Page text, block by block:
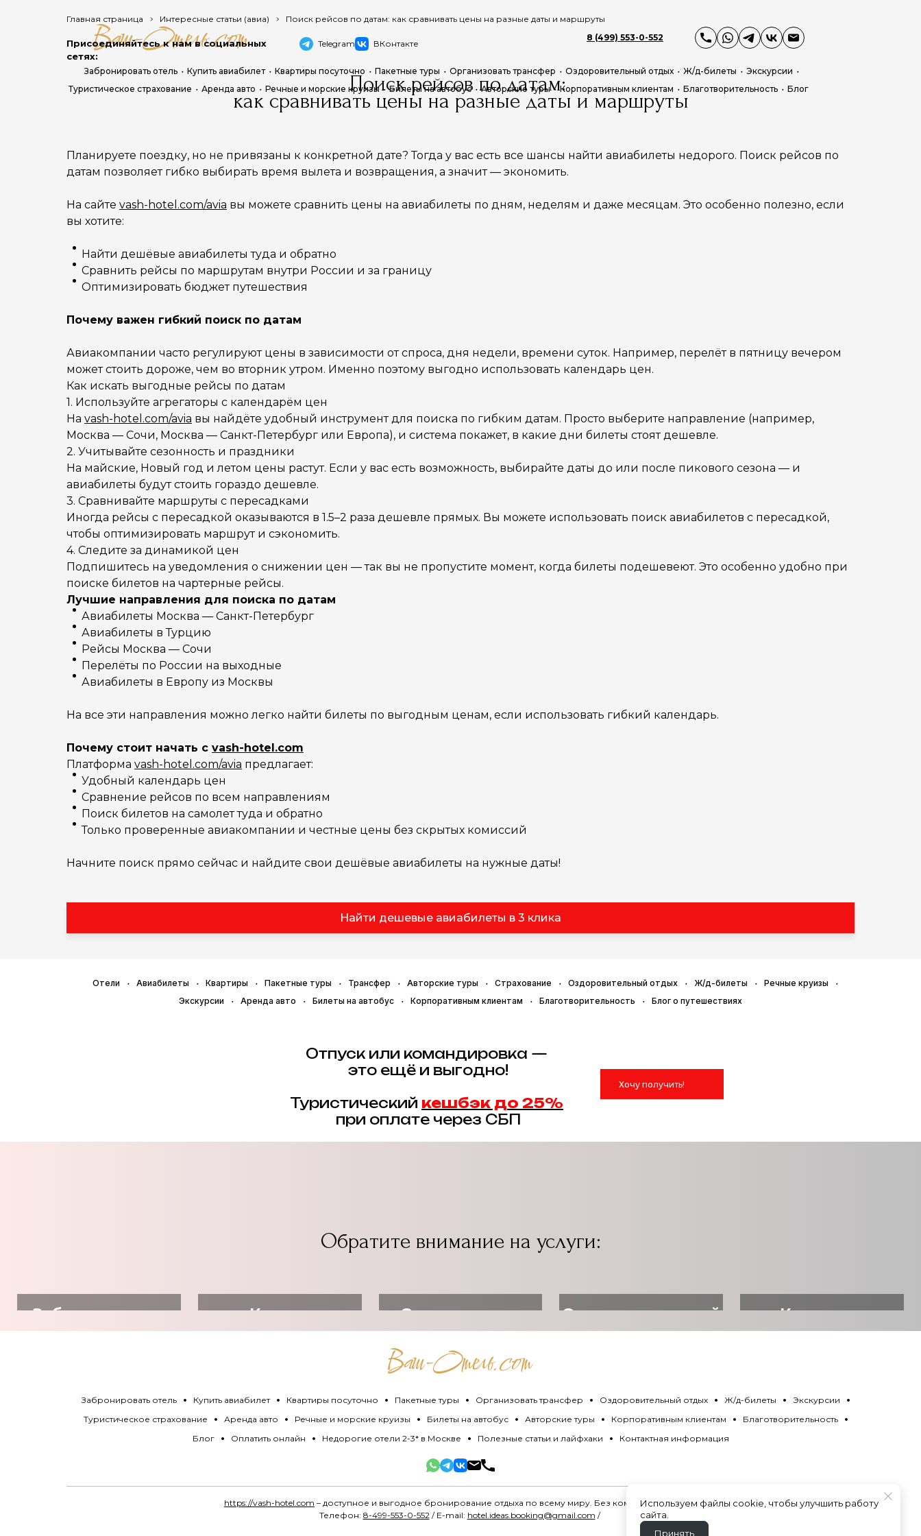
8 (499) 553-0-552
Забронировать отель Купить авиабилет Квартиры посуточно Пакетные туры Организовать трансфер Оздоровительный отдых Ж/д-билеты
Экскурсии
Туристическое страхование
Аренда авто Речные и морские круизы Билеты на автобус Авторские туры Корпоративным клиентам Благотворительность Блог
Поиск рейсов по датам:
как сравнивать цены на разные даты и маршруты
Планируете поездку, но не привязаны к конкретной дате? Тогда у вас есть все шансы найти авиабилеты недорого. Поиск рейсов по
датам позволяет гибко выбирать время вылета и возвращения, а значит — экономить.
На сайте vash-hotel.com/avia вы можете сравнить цены на авиабилеты по дням, неделям и даже месяцам. Это особенно полезно, если
вы хотите:
Найти дешёвые авиабилеты туда и обратно
Сравнить рейсы по маршрутам внутри России и за границу
Оптимизировать бюджет путешествия
Почему важен гибкий поиск по датам
Авиакомпании часто регулируют цены в зависимости от спроса, дня недели, времени суток. Например, перелёт в пятницу вечером
может стоить дороже, чем во вторник утром. Именно поэтому выгодно использовать календарь цен.
Как искать выгодные рейсы по датам
1. Используйте агрегаторы с календарём цен
На vash-hotel.com/avia вы найдёте удобный инструмент для поиска по гибким датам. Просто выберите направление (например,
Москва — Сочи, Москва — Санкт-Петербург или Европа), и система покажет, в какие дни билеты стоят дешевле.
2. Учитывайте сезонность и праздники
На майские, Новый год и летом цены растут. Если у вас есть возможность, выбирайте даты до или после пикового сезона — и
авиабилеты будут стоить гораздо дешевле.
3. Сравнивайте маршруты с пересадками
Иногда рейсы с пересадкой оказываются в 1.5–2 раза дешевле прямых. Вы можете использовать поиск авиабилетов с пересадкой,
чтобы оптимизировать маршрут и сэкономить.
4. Следите за динамикой цен
Подпишитесь на уведомления о снижении цен — так вы не пропустите момент, когда билеты подешевеют. Это особенно удобно при
поиске билетов на чартерные рейсы.
Лучшие направления для поиска по датам
Авиабилеты Москва — Санкт-Петербург
Авиабилеты в Турцию
Рейсы Москва — Сочи
Перелёты по России на выходные
Авиабилеты в Европу из Москвы
На все эти направления можно легко найти билеты по выгодным ценам, если использовать гибкий календарь.
Почему стоит начать с vash-hotel.com
Платформа vash-hotel.com/avia предлагает:
Удобный календарь цен
Сравнение рейсов по всем направлениям
Поиск билетов на самолет туда и обратно
Только проверенные авиакомпании и честные цены без скрытых комиссий
Начните поиск прямо сейчас и найдите свои дешёвые авиабилеты на нужные даты!
Telegram ВКонтакте
Присоединяйтесь к нам в социальных
сетях:
Главная страница Интересные статьи (авиа) Поиск рейсов по датам: как сравнивать цены на разные даты и маршруты
Найти дешевые авиабилеты в 3 клика
Отели Авиабилеты Квартиры Пакетные туры Трансфер Авторские туры Страхование Оздоровительный отдых Ж/д-билеты
Речные круизы
Экскурсии
Аренда авто Билеты на автобус Корпоративным клиентам Благотворительность Блог о путешествиях
Хочу получить!
Отпуск или командировка —
это ещё и выгодно!
Туристический кешбэк до 25%
при оплате через СБП
Обратите внимание на услуги:
Забронировать
отель
Купить
авиабилет
Организовать
трансфер
Оздоровительный
отдых
Квартиры
посуточно
Забронировать отель Купить авиабилет Квартиры посуточно Пакетные туры Организовать трансфер Оздоровительный отдых Ж/д-билеты
Экскурсии
Туристическое страхование
Аренда авто Речные и морские круизы Билеты на автобус Авторские туры Корпоративным клиентам
Благотворительность
Блог
Оплатить онлайн Недорогие отели 2-3* в Москве Полезные статьи и лайфхаки Контактная информация
https://vash-hotel.com – доступное и выгодное бронирование отдыха по всему миру. Без комиссииВСЕГДА.
Телефон: 8-499-553-0-552 / E-mail: hotel.ideas.booking@gmail.com /
Используем файлы cookie, чтобы улучшить работу
сайта.
Принять